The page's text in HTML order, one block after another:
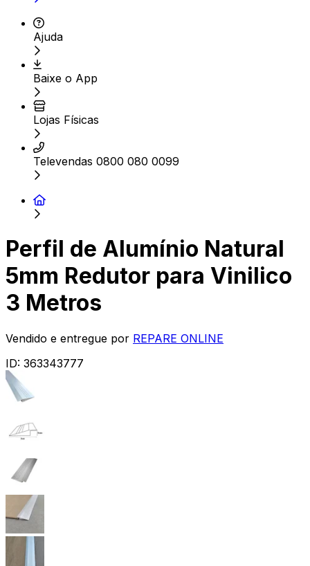
Ajuda
Baixe o App
Lojas Físicas
Televendas 0800 080 0099
Perfil de Alumínio Natural
5mm Redutor para Vinilico
3 Metros
Vendido e entregue por REPARE ONLINE
ID: 363343777